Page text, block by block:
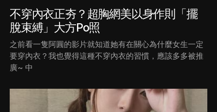
不穿內衣正夯？超胸網美以身作則「擺
脫束縛」大方Po照
之前看一隻阿圓的影片就知道她有在關心為什麼女生一定
要穿內衣？我也覺得這種不穿內衣的習慣，應該多多被推
廣~ 中